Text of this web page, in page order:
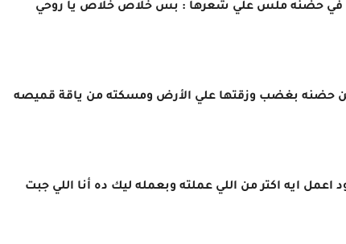
في حضنه ملس علي شعرها : بس خلاص خلاص يا روحي
حضنه بغضب وزقتها علي الأرض ومسكته من ياقة قميصه
ايه اكتر من اللي عملته وبعمله ليك ده أنا اللي جبت